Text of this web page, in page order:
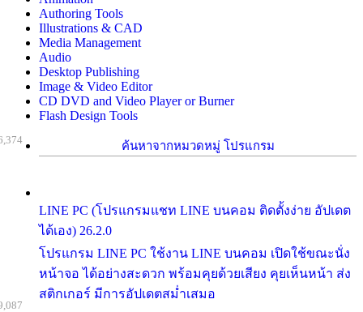
Authoring Tools
Illustrations & CAD
Media Management
Audio
Desktop Publishing
Image & Video Editor
CD DVD and Video Player or Burner
Flash Design Tools
ค้นหาจากหมวดหมู่ โปรแกรม
LINE PC (โปรแกรมแชท LINE บนคอม ติดตั้งง่าย อัปเดต
ได้เอง) 26.2.0
โปรแกรม LINE PC ใช้งาน LINE บนคอม เปิดใช้ขณะนั่ง
หน้าจอ ได้อย่างสะดวก พร้อมคุยด้วยเสียง คุยเห็นหน้า ส่ง
สติกเกอร์ มีการอัปเดตสม่ำเสมอ